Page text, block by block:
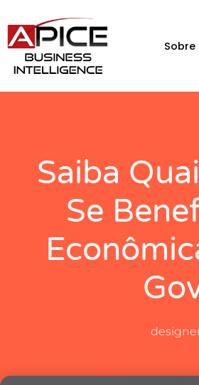
Sobre
Saiba
Se